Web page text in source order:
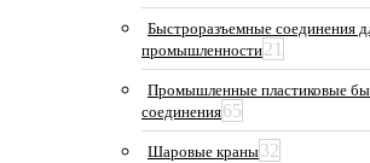
Быстроразъемные соединения
промышленности21
Промышленные пластиковые
соединения65
Шаровые краны32